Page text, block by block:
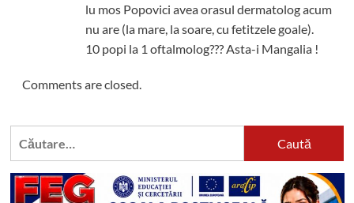
lu mos Popovici avea orasul dermatolog acum
nu are (la mare, la soare, cu fetitzele goale).
10 popi la 1 oftalmolog??? Asta-i Mangalia !
Comments are closed.
Caută